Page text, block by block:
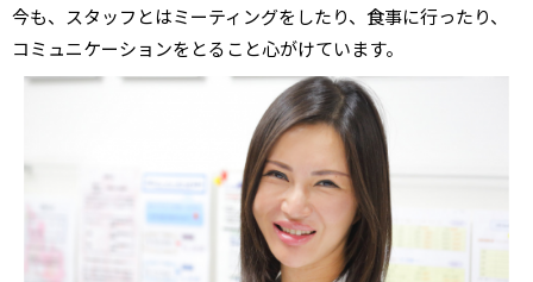
今も、スタッフとはミーティングをしたり、食事に行ったり、
コミュニケーションをとること心がけています。